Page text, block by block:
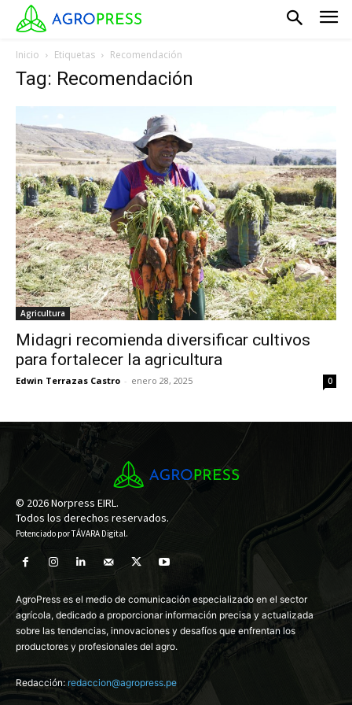
Inicio Etiquetas Recomendación
Tag: Recomendación
Agricultura
Midagri recomienda diversificar cultivos
para fortalecer la agricultura
Edwin Terrazas Castro - enero 28, 2025 0
© 2026 Norpress EIRL.
Todos los derechos reservados.
Potenciado porTÁVARA Digital.
AgroPress es el medio de comunicación especializado en el sector
agrícola, dedicado a proporcionar información precisa y actualizada
sobre las tendencias, innovaciones y desafíos que enfrentan los
productores y profesionales del agro.
Redacción: redaccion@agropress.pe